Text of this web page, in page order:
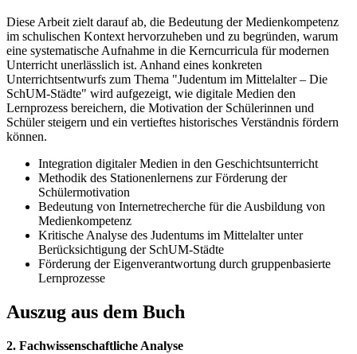
Diese Arbeit zielt darauf ab, die Bedeutung der Medienkompetenz
im schulischen Kontext hervorzuheben und zu begründen, warum
eine systematische Aufnahme in die Kerncurricula für modernen
Unterricht unerlässlich ist. Anhand eines konkreten
Unterrichtsentwurfs zum Thema "Judentum im Mittelalter – Die
SchUM-Städte" wird aufgezeigt, wie digitale Medien den
Lernprozess bereichern, die Motivation der Schülerinnen und
Schüler steigern und ein vertieftes historisches Verständnis fördern
können.
Integration digitaler Medien in den Geschichtsunterricht
Methodik des Stationenlernens zur Förderung der
Schülermotivation
Bedeutung von Internetrecherche für die Ausbildung von
Medienkompetenz
Kritische Analyse des Judentums im Mittelalter unter
Berücksichtigung der SchUM-Städte
Förderung der Eigenverantwortung durch gruppenbasierte
Lernprozesse
Auszug aus dem Buch
2. Fachwissenschaftliche Analyse